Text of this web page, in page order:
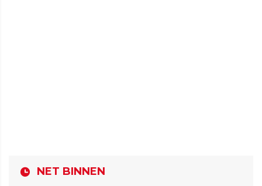
NET BINNEN